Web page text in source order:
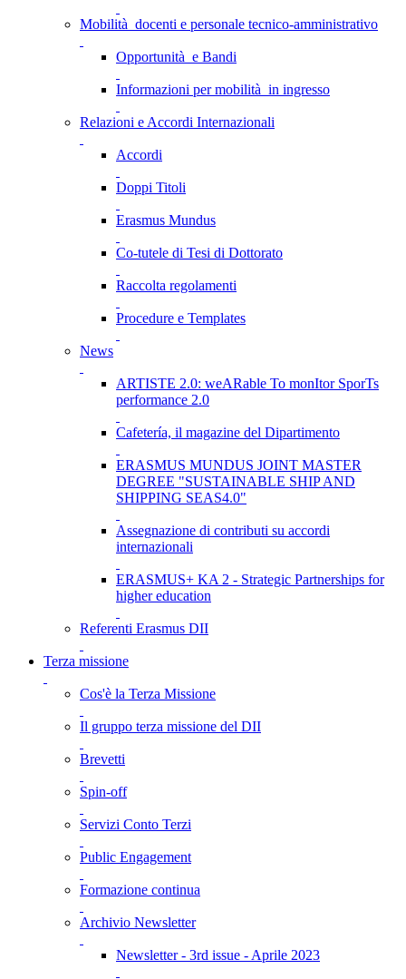
Mobilità docenti e personale tecnico-amministrativo
Opportunità e Bandi
Informazioni per mobilità in ingresso
Relazioni e Accordi Internazionali
Accordi
Doppi Titoli
Erasmus Mundus
Co-tutele di Tesi di Dottorato
Raccolta regolamenti
Procedure e Templates
News
ARTISTE 2.0: weARable To monItor SporTs
performance 2.0
Cafetería, il magazine del Dipartimento
ERASMUS MUNDUS JOINT MASTER
DEGREE "SUSTAINABLE SHIP AND
SHIPPING SEAS4.0"
Assegnazione di contributi su accordi
internazionali
ERASMUS+ KA 2 - Strategic Partnerships for
higher education
Referenti Erasmus DII
Terza missione
Cos'è la Terza Missione
Il gruppo terza missione del DII
Brevetti
Spin-off
Servizi Conto Terzi
Public Engagement
Formazione continua
Archivio Newsletter
Newsletter - 3rd issue - Aprile 2023